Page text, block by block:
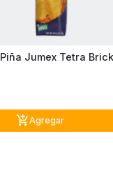
add_shopping_cartAgregar